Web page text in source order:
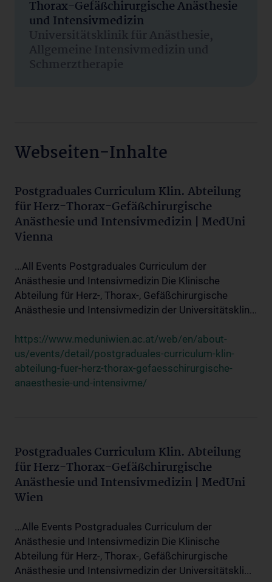
Thorax-Gefäßchirurgische Anästhesie
und Intensivmedizin
Universitätsklinik für Anästhesie,
Allgemeine Intensivmedizin und
Schmerztherapie
Webseiten-Inhalte
Postgraduales Curriculum Klin. Abteilung
für Herz-Thorax-Gefäßchirurgische
Anästhesie und Intensivmedizin | MedUni
Vienna
...All Events Postgraduales Curriculum der
Anästhesie und Intensivmedizin Die Klinische
Abteilung für Herz-, Thorax-, Gefäßchirurgische
Anästhesie und Intensivmedizin der Universitätsklin...
https://www.meduniwien.ac.at/web/en/about-
us/events/detail/postgraduales-curriculum-klin-
abteilung-fuer-herz-thorax-gefaesschirurgische-
anaesthesie-und-intensivme/
Postgraduales Curriculum Klin. Abteilung
für Herz-Thorax-Gefäßchirurgische
Anästhesie und Intensivmedizin | MedUni
Wien
...Alle Events Postgraduales Curriculum der
Anästhesie und Intensivmedizin Die Klinische
Abteilung für Herz-, Thorax-, Gefäßchirurgische
Anästhesie und Intensivmedizin der Universitätskli...